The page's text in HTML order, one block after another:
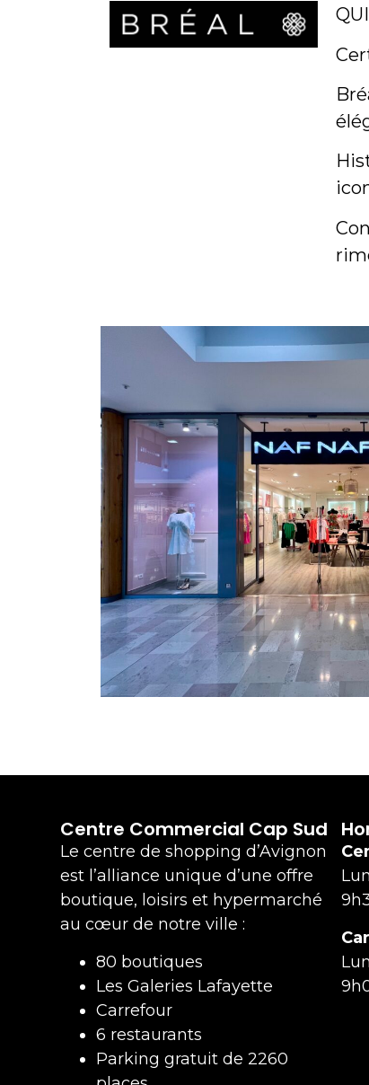
Centre Commercial Cap Sud
Le centre de shopping d’Avignon
est l’alliance unique d’une offre
boutique, loisirs et hypermarché
au cœur de notre ville :
80 boutiques
Les Galeries Lafayette
Carrefour
6 restaurants
Parking gratuit de 2260